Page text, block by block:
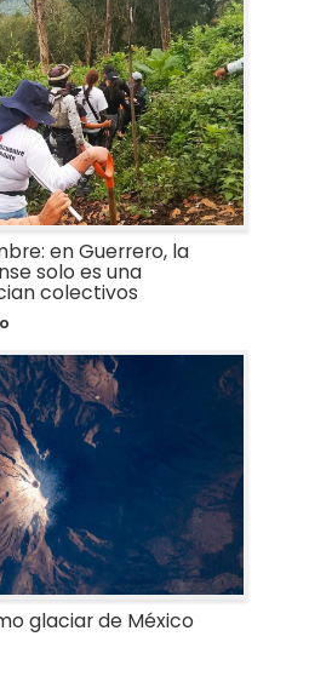
en Guerrero, la
solo es una
colectivos
glaciar de México